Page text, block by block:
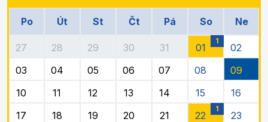
Po Út St Čt Pá So Ne
27 28 29 30 31 01
1
02
03
04 05 06 07 08
09
10
11 12 13 14 15
16
17
18 19 20 21 22
1
23